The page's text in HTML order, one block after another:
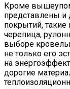
Кроме
представлены и
покрытий, такие
черепица,
выборе
не только его
на
дорогие